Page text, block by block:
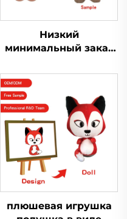
Низкий
минимальный заказ
плюшевая кукла
Kpop брелки игрушка
индивидуальный
плюшевый брелок
плюшевая игрушка